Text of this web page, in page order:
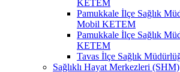
KETEM
Pamukkale İlçe Sağlık
Mobil KETEM
Pamukkale İlçe Sağlık
KETEM
Tavas İlçe Sağlık
Sağlıklı Hayat Merkezleri (SHM)